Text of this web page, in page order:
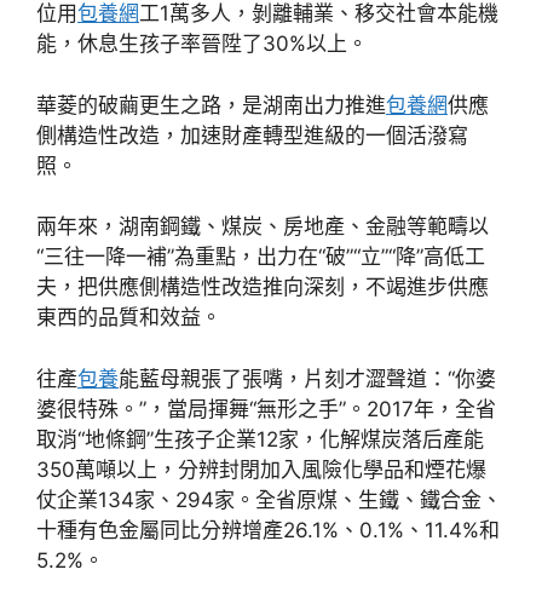
位用包養網工1萬多人，剝離輔業、移交社會本能機
能，休息生孩子率晉陞了30%以上。
華菱的破繭更生之路，是湖南出力推進包養網供應
側構造性改造，加速財產轉型進級的一個活潑寫
照。
兩年來，湖南鋼鐵、煤炭、房地產、金融等範疇以
“三往一降一補”為重點，出力在“破”“立”“降”高低工
夫，把供應側構造性改造推向深刻，不竭進步供應
東西的品質和效益。
往產包養能藍母親張了張嘴，片刻才澀聲道：“你婆
婆很特殊。”，當局揮舞“無形之手”。2017年，全省
取消“地條鋼”生孩子企業12家，化解煤炭落后產能
350萬噸以上，分辨封閉加入風險化學品和煙花爆
仗企業134家、294家。全省原煤、生鐵、鐵合金、
十種有色金屬同比分辨增產26.1%、0.1%、11.4%和
5.2%。